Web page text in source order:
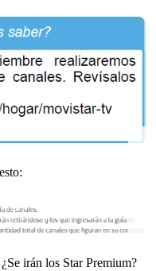
irán los Star Premium?